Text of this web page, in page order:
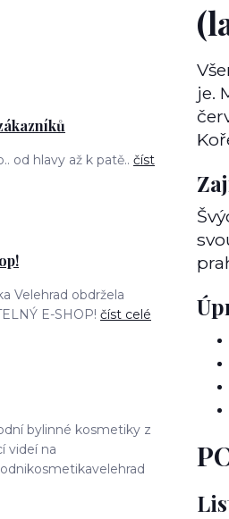
od hlavy až k patě.. číst
Velehrad obdržela
E-SHOP! číst celé
bylinné kosmetiky z
videí na
je.